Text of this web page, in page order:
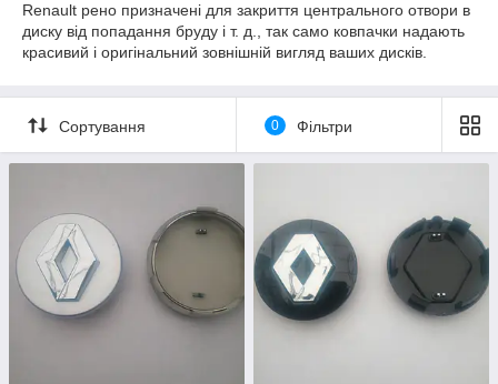
Renault рено призначені для закриття центрального отвори в
диску від попадання бруду і т. д., так само ковпачки надають
красивий і оригінальний зовнішній вигляд ваших дисків.
Сортування 0 Фільтри